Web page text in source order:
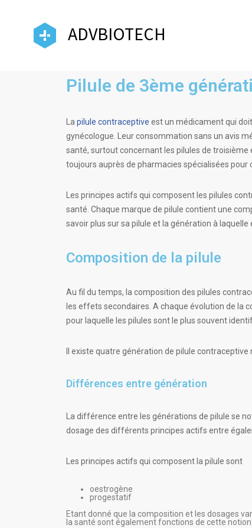
ADVBIOTECH
Pilule de 3ème
La pilule contraceptive est un médicament qui
gynécologue. Leur consommation sans un avis
santé, surtout concernant les pilules de
toujours auprès de pharmacies spécialisées pour
Les principes actifs qui composent les pilules
santé. Chaque marque de pilule contient une
savoir plus sur sa pilule et la génération à laquelle
Composition de la pilule
Au fil du temps, la composition des pilules
les effets secondaires. A chaque évolution de la
pour laquelle les pilules sont le plus souvent
Il existe quatre génération de pilule
Différences entre génération
La différence entre les générations de pilule se
dosage des différents principes actifs entre
Les principes actifs qui composent la pilule sont
oestrogène
progestatif
Etant donné que la composition et les dosages
la santé sont également fonctions de cette notion